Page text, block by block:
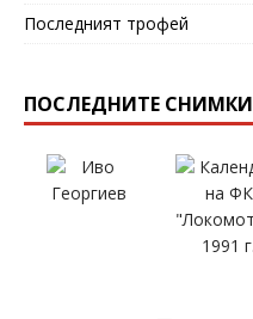
Последният трофей
ПОСЛЕДНИТЕ СНИМКИ